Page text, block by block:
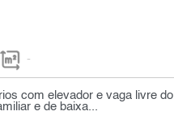
-
com elevador e vaga livre do
e de baixa...